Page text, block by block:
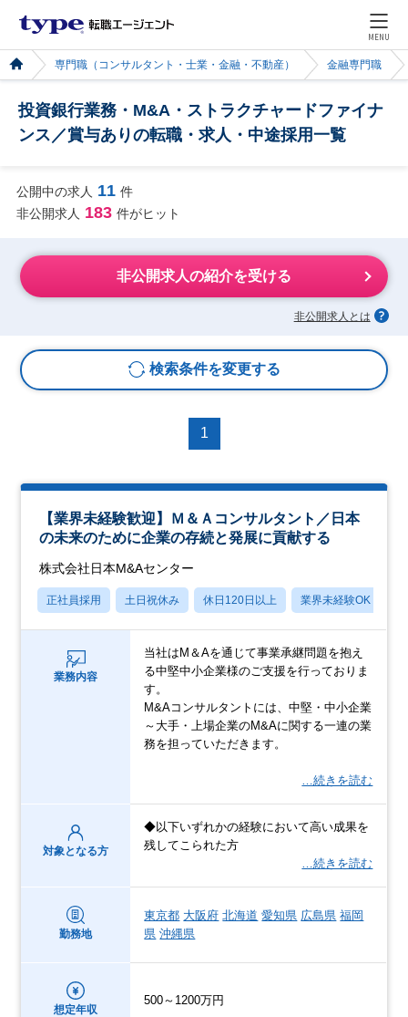
MENU
専門職（コンサルタント・士業・金融・不動産） 金融専門職
投資銀行業務・M&A・ストラクチャードファイナ
ンス／賞与ありの転職・求人・中途採用一覧
公開中の求人 11 件
非公開求人 183 件がヒット
非公開求人の紹介を受ける
非公開求人とは
検索条件を変更する
1
【業界未経験歓迎】Ｍ＆Ａコンサルタント／日本
の未来のために企業の存続と発展に貢献する
株式会社日本M&Aセンター
正社員採用 土日祝休み 休日120日以上 業界未経験OK
業務内容
当社はM＆Aを通じて事業承継問題を抱え
る中堅中小企業様のご支援を行っておりま
す。
M&Aコンサルタントには、中堅・中小企業
～大手・上場企業のM&Aに関する一連の業
務を担っていただきます。
…続きを読む
対象となる方
◆以下いずれかの経験において高い成果を
残してこられた方
…続きを読む
勤務地
東京都 大阪府 北海道 愛知県 広島県 福岡
県 沖縄県
想定年収
500～1200万円